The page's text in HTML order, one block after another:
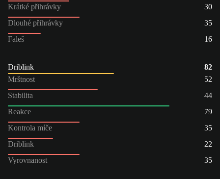
Krátké přihrávky
30
Dlouhé přihrávky
35
Faleš
16
Driblink
82
Mrštnost
52
Stabilita
44
Reakce
79
Kontrola míče
35
Driblink
22
Vyrovnanost
35